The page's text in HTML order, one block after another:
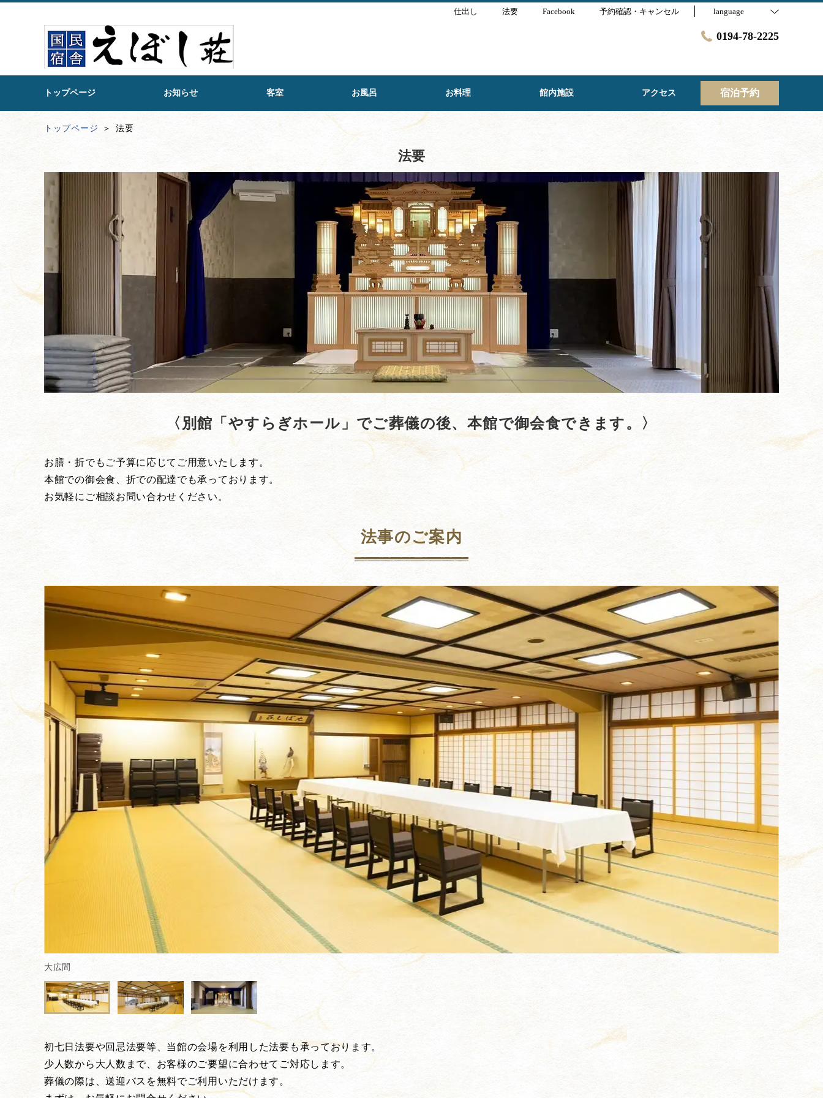
仕出し 法要 Facebook 予約確認・キャンセル language
0194-78-2225
トップページ お知らせ 客室 お風呂 お料理 館内施設 アクセス 宿泊予約
トップページ 法要
法要
〈別館「やすらぎホール」でご葬儀の後、本館で御会食できます。〉
お膳・折でもご予算に応じてご用意いたします。
本館での御会食、折での配達でも承っております。
お気軽にご相談お問い合わせください。
法事のご案内
大広間
初七日法要や回忌法要等、当館の会場を利用した法要も承っております。
少人数から大人数まで、お客様のご要望に合わせてご対応します。
葬儀の際は、送迎バスを無料でご利用いただけます。